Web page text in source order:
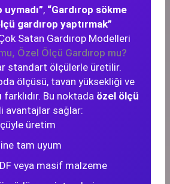
uymadı”, “Gardırop sökme
gardırop yaptırmak”
Satan Gardırop Modelleri
Özel Ölçü Gardırop mu?
standart ölçülerle üretilir.
ölçüsü, tavan yüksekliği ve
farklıdır. Bu noktada özel ölçü
avantajlar sağlar:
üretim
tam uyum
veya masif malzeme